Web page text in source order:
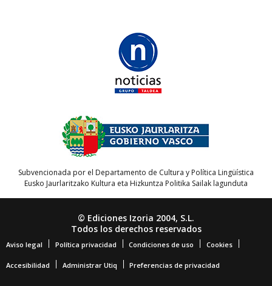
Subvencionada por el Departamento de Cultura y Política Lingüística
Eusko Jaurlaritzako Kultura eta Hizkuntza Politika Sailak lagunduta
© Ediciones Izoria 2004, S.L.
Todos los derechos reservados
Aviso legal Política privacidad Condiciones de uso Cookies
Accesibilidad Administrar Utiq Preferencias de privacidad